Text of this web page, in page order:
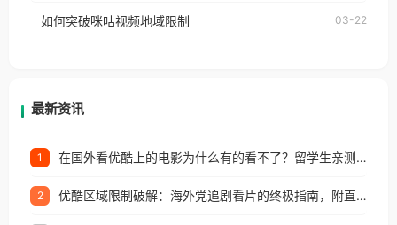
户收听网易云音乐地区版权限制」的问题，无论人在
如何突破咪咕视频地域限制 03-22
最新资讯
1 在国外看优酷上的电影为什么有的看不了？留学生亲测有效的回国加速方案
2 优酷区域限制破解：海外党追剧看片的终极指南，附直播欧冠+1905电影网解决方案